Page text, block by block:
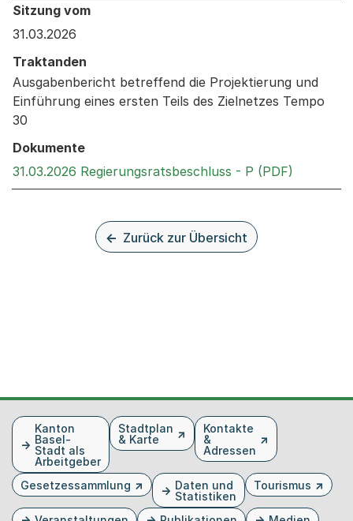
Behandelt an den folgenden Sitzungen: Informationen
Sitzung vom
31.03.2026
Traktanden
Ausgabenbericht betreffend die Projektierung und
Einführung eines ersten Teils des Zielnetzes Tempo
30
Dokumente
31.03.2026 Regierungsratsbeschluss - P (PDF)
Zurück zur Übersicht
FusszeileKanton
Basel-
Stadt als
Arbeitgeber
Stadtplan
& Karte
Kontakte
&
Adressen
Gesetzessammlung
Daten und
Statistiken
Tourismus